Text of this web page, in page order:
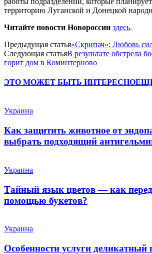
территорию Луганской и Донецкой
Читайте новости Новороссии здесь.
Предыдущая статья«Скрипач»: Любовь
Следующая статьяВ результате обстрела
горит дом в Коминтерново
ЭТО МОЖЕТ БЫТЬ ИНТЕРЕСНО
Украина
Как защитить животное от
выбрать подходящий
Украина
Тайный язык цветов — как
помощью букетов?
Украина
Особенности услуги деликатный